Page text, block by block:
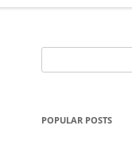
por:
POPULAR POSTS